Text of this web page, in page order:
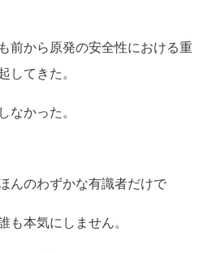
前から原発の安全性における重
してきた。
なかった。
んのわずかな有識者だけで
も本気にしません。